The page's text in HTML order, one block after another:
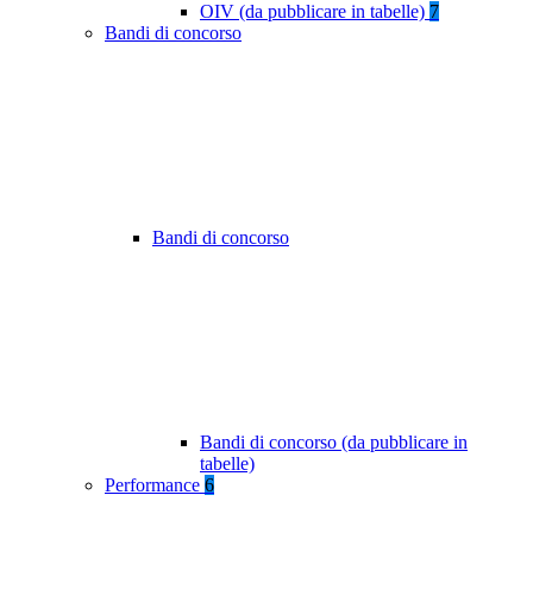
OIV (da pubblicare in tabelle) 7
Bandi di concorso
Bandi di concorso
Bandi di concorso (da pubblicare in
tabelle)
Performance 6